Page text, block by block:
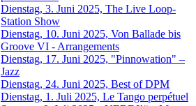
Dienstag, 3. Juni 2025, The Live Loop-
Station Show
Dienstag, 10. Juni 2025, Von Ballade bis
Groove VI - Arrangements
Dienstag, 17. Juni 2025, "Pinnowation" –
Jazz
Dienstag, 24. Juni 2025, Best of DPM
Dienstag, 1. Juli 2025, Le Tango perpétuel